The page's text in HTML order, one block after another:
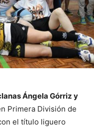
Ángela Górriz y
Primera División de
el título liguero